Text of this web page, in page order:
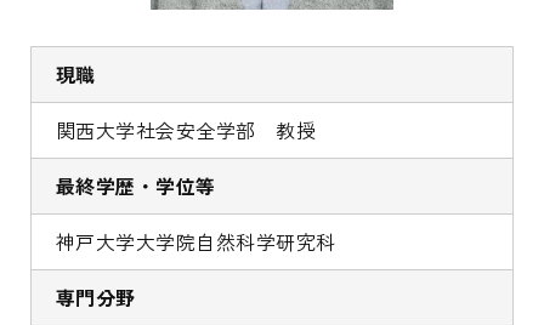
現職
関西大学社会安全学部 教授
最終学歴・学位等
神戸大学大学院自然科学研究科
専門分野